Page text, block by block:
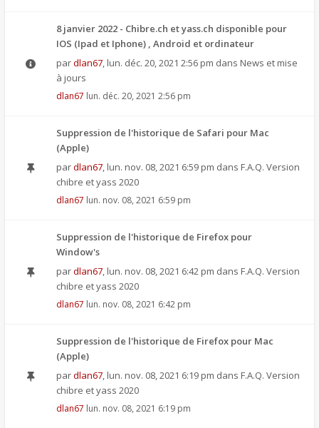
8 janvier 2022 - Chibre.ch et yass.ch disponible pour
IOS (Ipad et Iphone) , Android et ordinateur
pardlan67, lun. déc. 20, 2021 2:56 pm dans News et mise
à jours
dlan67 lun. déc. 20, 2021 2:56 pm
Suppression de l'historique de Safari pour Mac
(Apple)
pardlan67, lun. nov. 08, 2021 6:59 pm dans F.A.Q. Version
chibre et yass 2020
dlan67 lun. nov. 08, 2021 6:59 pm
Suppression de l'historique de Firefox pour
Window's
pardlan67, lun. nov. 08, 2021 6:42 pm dans F.A.Q. Version
chibre et yass 2020
dlan67 lun. nov. 08, 2021 6:42 pm
Suppression de l'historique de Firefox pour Mac
(Apple)
pardlan67, lun. nov. 08, 2021 6:19 pm dans F.A.Q. Version
chibre et yass 2020
dlan67 lun. nov. 08, 2021 6:19 pm